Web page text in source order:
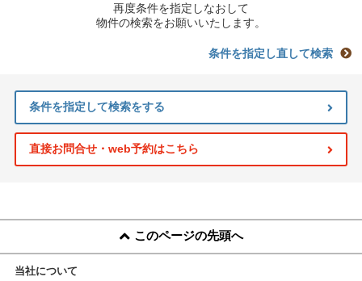
再度条件を指定しなおして
物件の検索をお願いいたします。
条件を指定し直して検索
条件を指定して検索をする
直接お問合せ・web予約はこちら
このページの先頭へ
当社について